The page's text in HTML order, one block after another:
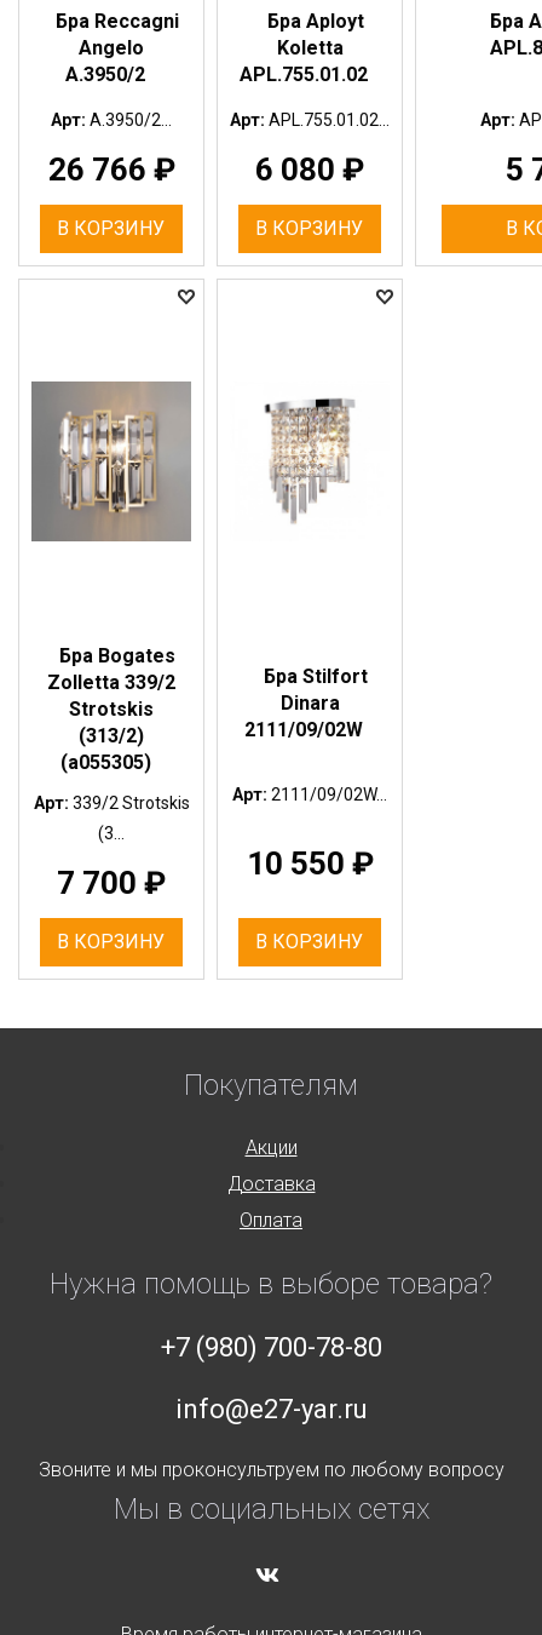
Бра Reccagni
Angelo
A.3950/2
Арт: A.3950/2...
26 766 ₽
В КОРЗИНУ
Бра Aployt
Koletta
APL.755.01.02
Арт: APL.755.01.02...
6 080 ₽
В КОРЗИНУ
Бра
Арт:
5
В
Бра Bogates
Zolletta 339/2
Strotskis
(313/2)
(a055305)
Арт: 339/2 Strotskis
(3...
7 700 ₽
В КОРЗИНУ
Бра Stilfort
Dinara
2111/09/02W
Арт: 2111/09/02W...
10 550 ₽
В КОРЗИНУ
Покупателям
Акции
Доставка
Оплата
Нужна помощь в выборе товара?
+7 (980) 700-78-80
info@e27-yar.ru
Звоните и мы проконсультруем по любому вопросу
Мы в социальных сетях